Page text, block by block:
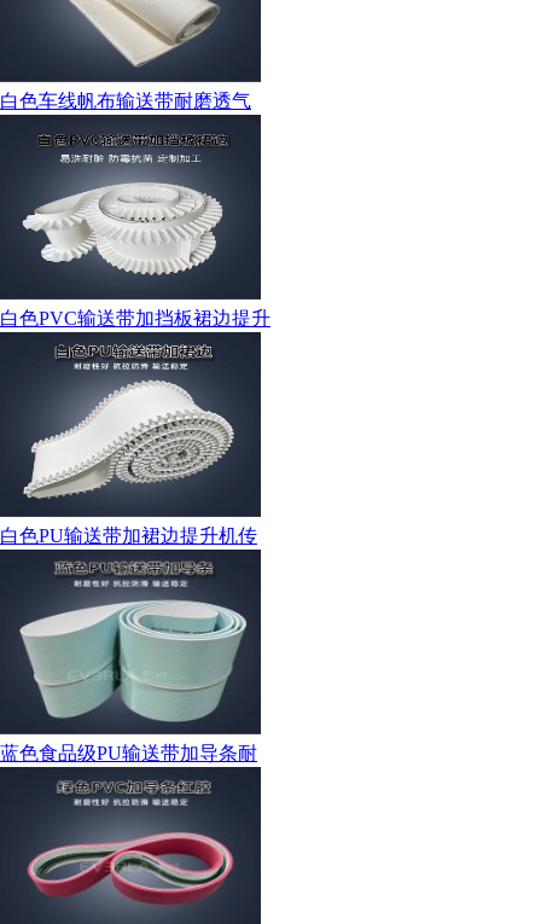
白色车线帆布输送带耐磨透气
白色PVC输送带加挡板裙边提升
白色PU输送带加裙边提升机传
蓝色食品级PU输送带加导条耐